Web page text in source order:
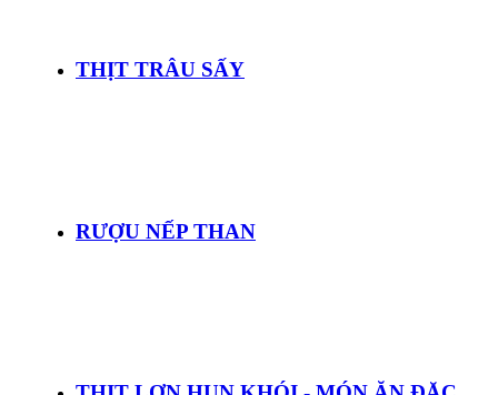
THỊT TRÂU SẤY
RƯỢU NẾP THAN